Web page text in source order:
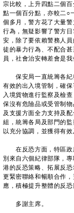
宗比較，上升四點二個
點一個百分點，亦較二○
個多月，警方花了大量
行為，無疑影響了警方
安，除了要依賴警務人
徒的暴力行為、不配合
員，社會治安轉差會是我
保安局一直統籌各紀
有效的出入境管制，確
入境貨物進行監察及檢
保沒有危險品或受管制
及支援方面全力支持及
組，統籌各局及部門的
以充分協調，並獲得有效
在反恐方面，特區政
別來自六個紀律部隊，
港的反恐策略、拓展反
更緊密聯絡和暢順合作
應，積極提升整體的反
多謝主席。